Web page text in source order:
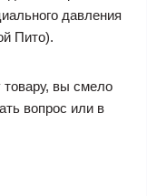
давления
Пито).
вы смело
вопрос или в